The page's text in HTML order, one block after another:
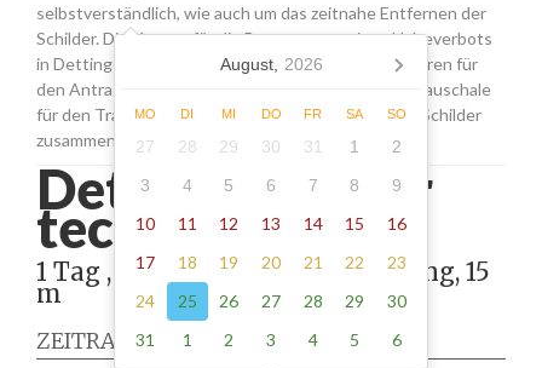
selbstverständlich, wie auch um das zeitnahe Entfernen der
Schilder. Die Kosten für die Beantragung eines Halteverbots
in Dettingen unter Teck setzen sich aus den Gebühren für
den Antrag, der Miete für die Schilder sowie einer Pauschale
für den Transport, das Aufstellen und Abholen der Schilder
zusammen.
Dettingen unter
teck - 190.00
1 Tag , Stellung gemäß Anordnung, 15
m
ZEITRAUM
August, 2026
MO DI MI DO FR SA SO
27 28 29 30 31 1
2
3
4 5 6 7 8 9
10 11 12 13 14 15
16
17
18 19 20 21 22
23
24
25 26 27 28 29
30
31
1 2 3 4 5 6